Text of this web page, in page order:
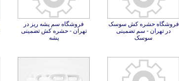
فروشگاه حشره کش سوسک
در تهران - سم تضمینی
سوسک
فروشگاه سم پشه ریز در
تهران - حشره کش تضمینی
پشه